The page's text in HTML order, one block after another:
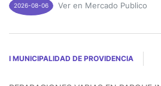
2026-08-06 Ver en Mercado Publico
I MUNICIPALIDAD DE PROVIDENCIA